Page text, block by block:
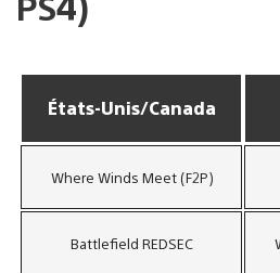
États-Unis/Canada
Where Winds Meet (F2P)
Battlefield REDSEC